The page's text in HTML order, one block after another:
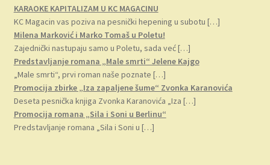
KARAOKE KAPITALIZAM U KC MAGACINU
KC Magacin vas poziva na pesnički hepening u subotu […]
Milena Marković i Marko Tomaš u Poletu!
Zajednički nastupaju samo u Poletu, sada već[…]
Predstavljanje romana „Male smrti“ Jelene Kajgo
„Male smrti“, prvi roman naše poznate […]
Promocija zbirke „Iza zapaljene šume“ Zvonka Karanovića
Deseta pesnička knjiga Zvonka Karanovića „Iza […]
Promocija romana „Sila i Soni u Berlinu“
Predstavljanje romana „Sila i Soni u […]